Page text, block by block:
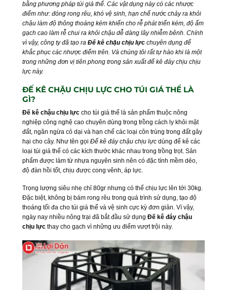
bằng phương pháp túi giá thể. Các vật dụng này có các nhược
điểm như: đóng rong rêu, khó vệ sinh, hạn chế nước chảy ra khỏi
chậu làm độ thông thoáng kém khiến cho rễ phát triển kém, độ ẩm
gạch cao làm rễ chui ra khỏi chậu dễ dàng lây nhiễm bênh. Chính
vì vậy, công ty đã tạo ra Đế kê chậu chịu lựcchuyên dụng để
khắc phục các nhược điểm trên. Và chúng tôi rất tự hào khi là một
trong những đơn vịtiên phong trong sản xuấtđế kê đáy chịu chịu
lực này.
ĐẾ KÊ CHẬU CHỊU LỰC CHO TÚI GIÁ THỂ LÀ
GÌ?
Đế kê chậu chịu lựccho túi giá thể là sản phẩm thuộc nông
nghiệp công nghệ cao chuyên dùng trong trồng cách ly khỏi mặt
đất, ngăn ngừa cỏ dại và hạn chế các loại côn trùng trong đất gây
hại cho cây. Như tên gọi Đế kê đáy chậu chịu lựcdùng để kê các
loại túi giá thể có các kích thước khác nhau trong trồng trọt. Sản
phẩm được làm từ nhựa nguyên sinh nên có đặc tính mềm dẻo,
độ đàn hồi tốt, chịu được cong vênh, áp lực.
Trọng lượng siêu nhẹ chỉ 80gr nhưng có thể chịu lực lên tới 30kg.
Đặc biệt, không bị bám rong rêu trong quá trình sử dụng, tạo độ
thoáng tối đa cho túi giá thể và vệ sinh cực kỳ đơn giản. Vì vậy,
ngày nay nhiều nông trại đã bắt đầu sử dụng Đế kê đáy chậu
chịu lựcthay cho gạch vì những ưu điểm vượt trội này.